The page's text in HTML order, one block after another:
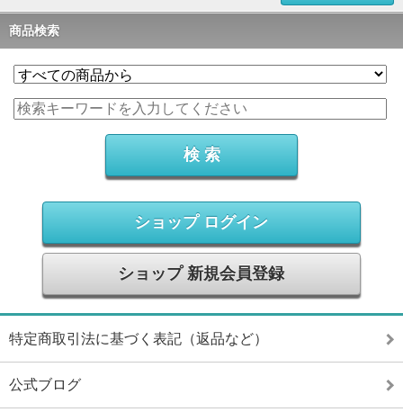
商品検索
ショップ ログイン
ショップ 新規会員登録
特定商取引法に基づく表記（返品など）
公式ブログ